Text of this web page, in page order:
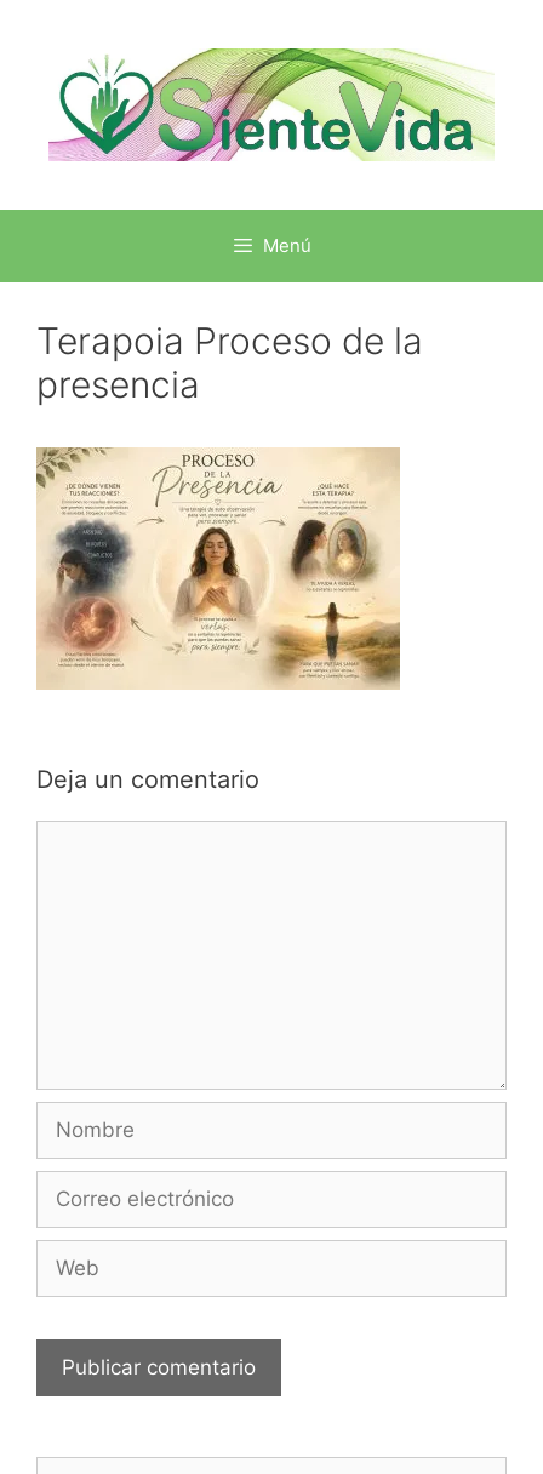
Menú
Terapoia Proceso de la
presencia
Deja un comentario